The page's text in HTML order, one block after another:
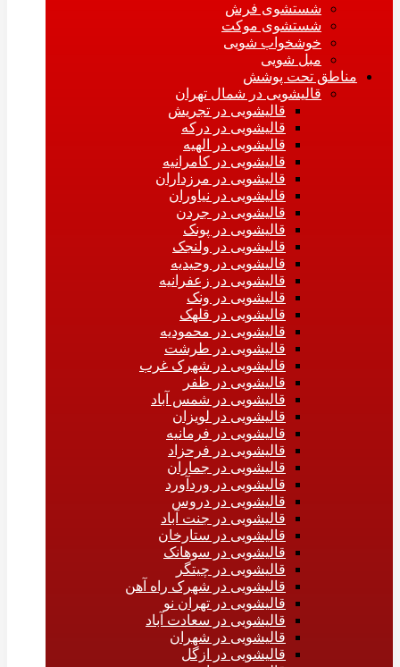
شستشوی فرش
شستشوی موکت
خوشخواب شویی
مبل شویی
مناطق تحت پوشش
قالیشویی در شمال تهران
قالیشویی در تجریش
قالیشویی در درکه
قالیشویی در الهیه
قالیشویی در کامرانیه
قالیشویی در مرزداران
قالیشویی در نیاوران
قالیشویی در جردن
قالیشویی در پونک
قالیشویی در ولنجک
قالیشویی در وحیدیه
قالیشویی در زعفرانیه
قالیشویی در ونک
قالیشویی در قلهک
قالیشویی در محمودیه
قالیشویی در طرشت
قالیشویی در شهرک غرب
قالیشویی در ظفر
قالیشویی در شمس آباد
قالیشویی در لویزان
قالیشویی در فرمانیه
قالیشویی در فرحزاد
قالیشویی در جماران
قالیشویی در وردآورد
قالیشویی در دروس
قالیشویی در جنت آباد
قالیشویی در ستارخان
قالیشویی در سوهانک
قالیشویی در چیتگر
قالیشویی در شهرک راه آهن
قالیشویی در تهران نو
قالیشویی در سعادت آباد
قالیشویی در شهران
قالیشویی در ازگل